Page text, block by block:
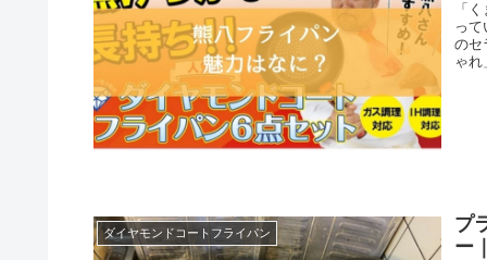
「
っ
のセ
ゃ
ダイヤモンドコートフライパン
プ
ー